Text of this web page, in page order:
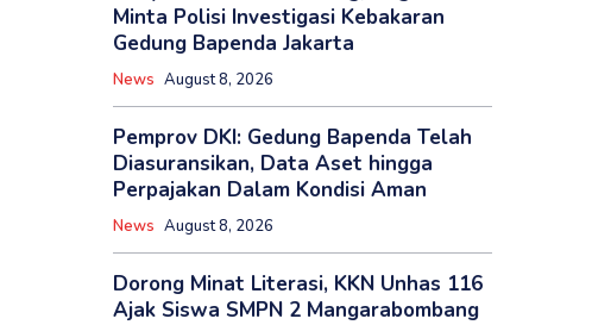
Minta Polisi Investigasi Kebakaran
Gedung Bapenda Jakarta
News August 8, 2026
Pemprov DKI: Gedung Bapenda Telah
Diasuransikan, Data Aset hingga
Perpajakan Dalam Kondisi Aman
News August 8, 2026
Dorong Minat Literasi, KKN Unhas 116
Ajak Siswa SMPN 2 Mangarabombang